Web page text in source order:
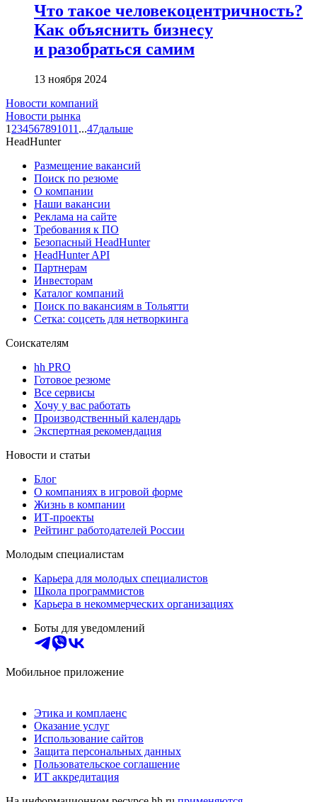
Что такое человеко­центричность?
Как объяснить бизнесу
и разобраться самим
13 ноября 2024
Новости компаний
Новости рынка
1 234567891011 ...47дальше
HeadHunter
Размещение вакансий
Поиск по резюме
О компании
Наши вакансии
Реклама на сайте
Требования к ПО
Безопасный HeadHunter
HeadHunter API
Партнерам
Инвесторам
Каталог компаний
Поиск по вакансиям в Тольятти
Сетка: соцсеть для нетворкинга
Соискателям
hh PRO
Готовое резюме
Все сервисы
Хочу у вас работать
Производственный календарь
Экспертная рекомендация
Новости и статьи
Блог
О компаниях в игровой форме
Жизнь в компании
ИТ-проекты
Рейтинг работодателей России
Молодым специалистам
Карьера для молодых специалистов
Школа программистов
Карьера в некоммерческих организациях
Боты для уведомлений
Мобильное приложение
Этика и комплаенс
Оказание услуг
Использование сайтов
Защита персональных данных
Пользовательское соглашение
ИТ аккредитация